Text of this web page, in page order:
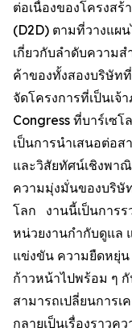
ต่อเนื่องของโครงส
(D2D) ตามที่วางแผ
เกี่ยวกับลำดับความ
ค้าของทั้งสองบริษัทที่
จัดโครงการที่เป็นเ
Congress ที่บาร์เซ
เป็นการนำเสนอต่อ
และวิสัยทัศน์เชิงพา
ความมุ่งมั่นของบริษั
โลก งานนี้เป็นการร
หน่วยงานกำกับดูแล
แข่งขัน ความยืดหยุ่น
ก้าวหน้าไปพร้อม ๆ
สามารถเปลี่ยนการเ
กลายเป็นเรื่องราวค